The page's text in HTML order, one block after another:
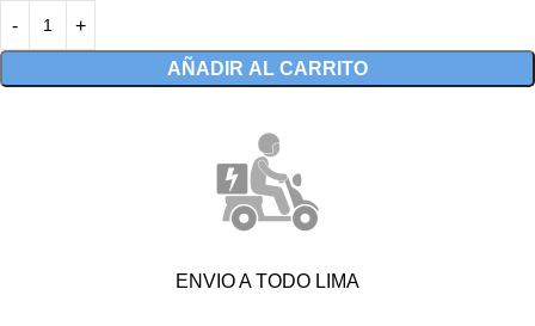
AÑADIR AL CARRITO
ENVIO A TODO LIMA